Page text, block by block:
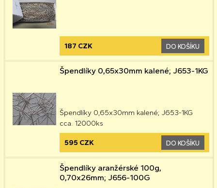
187 CZK DO KOŠÍKU
Špendlíky 0,65x30mm kalené; J653-1KG
Špendlíky 0,65x30mm kalené; J653-1KG
cca. 12000ks
595 CZK DO KOŠÍKU
Špendlíky aranžérské 100g,
0,70x26mm; J656-100G